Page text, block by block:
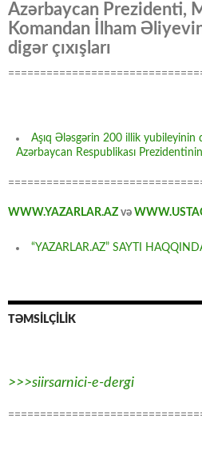
Azərbaycan Prezidenti,
Komandan İlham
digər çıxışları
Aşıq Ələsgərin 200 illik yubileyinin
Azərbaycan Respublikası
WWW.YAZARLAR.AZ və
“YAZARLAR.AZ” SAYTI
TƏMSİLÇİLİK
>>>siirsarnici-e-dergi